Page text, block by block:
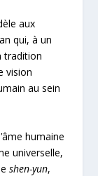
aux
qui, à un
tradition
vision
au sein
humaine
universelle,
shen-yun,